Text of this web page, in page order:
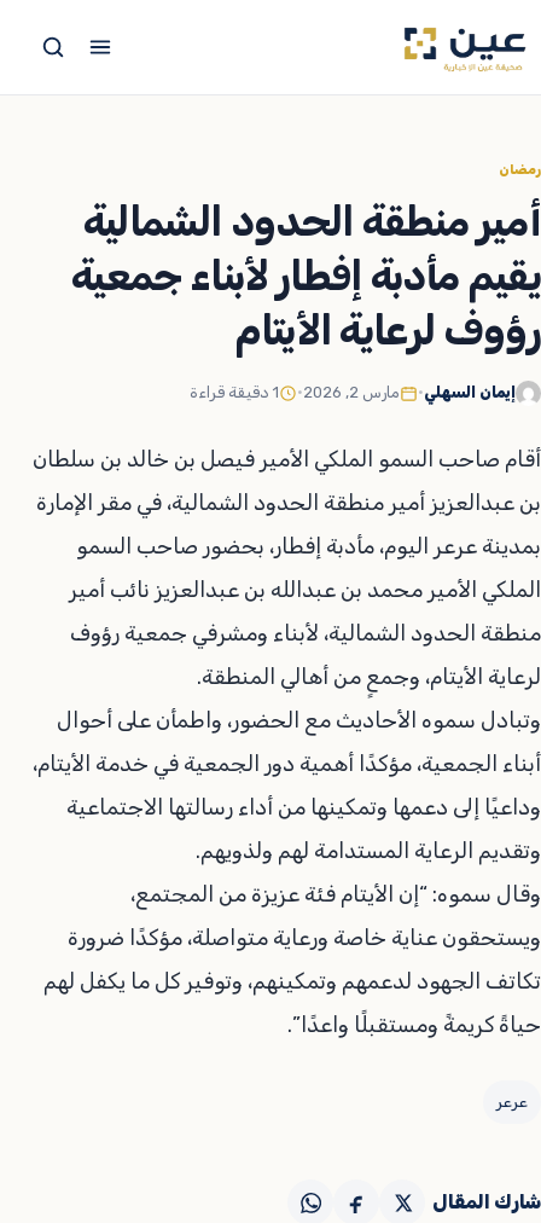
إلى
رمضان
أمير منطقة الحدود الشمالية
يقيم مأدبة إفطار لأبناء جمعية
رؤوف لرعاية الأيتام
إيمان السهلي• مارس 2, 2026 • 1 دقيقة قراءة
أقام صاحب السمو الملكي الأمير فيصل بن خالد بن سلطان
بن عبدالعزيز أمير منطقة الحدود الشمالية، في مقر الإمارة
بمدينة عرعر اليوم، مأدبة إفطار، بحضور صاحب السمو
الملكي الأمير محمد بن عبدالله بن عبدالعزيز نائب أمير
منطقة الحدود الشمالية، لأبناء ومشرفي جمعية رؤوف
لرعاية الأيتام، وجمعٍ من أهالي المنطقة.
وتبادل سموه الأحاديث مع الحضور، واطمأن على أحوال
أبناء الجمعية، مؤكدًا أهمية دور الجمعية في خدمة الأيتام،
وداعيًا إلى دعمها وتمكينها من أداء رسالتها الاجتماعية
وتقديم الرعاية المستدامة لهم ولذويهم.
وقال سموه: “إن الأيتام فئة عزيزة من المجتمع،
ويستحقون عناية خاصة ورعاية متواصلة، مؤكدًا ضرورة
تكاتف الجهود لدعمهم وتمكينهم، وتوفير كل ما يكفل لهم
حياةً كريمةً ومستقبلًا واعدًا”.
عرعر
شارك المقال